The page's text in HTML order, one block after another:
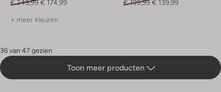
€ 249,99 € 174,99
+ meer kleuren
€ 199,99 € 139,99
36 van 47 gezien
Toon meer producten